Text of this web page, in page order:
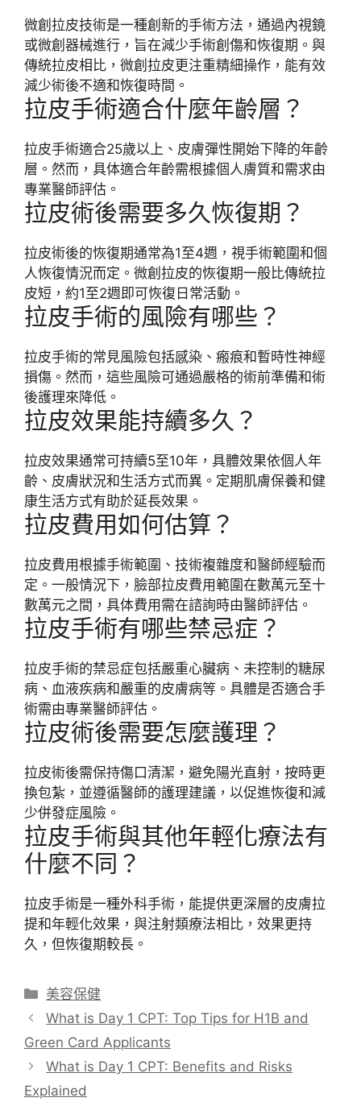
微創拉皮技術是一種創新的手術方法，通過內視鏡
或微創器械進行，旨在減少手術創傷和恢復期。與
傳統拉皮相比，微創拉皮更注重精細操作，能有效
減少術後不適和恢復時間。
拉皮手術適合什麼年齡層？
拉皮手術適合25歲以上、皮膚彈性開始下降的年齡
層。然而，具体適合年齡需根據個人膚質和需求由
專業醫師評估。
拉皮術後需要多久恢復期？
拉皮術後的恢復期通常為1至4週，視手術範圍和個
人恢復情況而定。微創拉皮的恢復期一般比傳統拉
皮短，約1至2週即可恢復日常活動。
拉皮手術的風險有哪些？
拉皮手術的常見風險包括感染、瘢痕和暫時性神經
損傷。然而，這些風險可通過嚴格的術前準備和術
後護理來降低。
拉皮效果能持續多久？
拉皮效果通常可持續5至10年，具體效果依個人年
齡、皮膚狀況和生活方式而異。定期肌膚保養和健
康生活方式有助於延長效果。
拉皮費用如何估算？
拉皮費用根據手術範圍、技術複雜度和醫師經驗而
定。一般情況下，臉部拉皮費用範圍在數萬元至十
數萬元之間，具体費用需在諮詢時由醫師評估。
拉皮手術有哪些禁忌症？
拉皮手術的禁忌症包括嚴重心臟病、未控制的糖尿
病、血液疾病和嚴重的皮膚病等。具體是否適合手
術需由專業醫師評估。
拉皮術後需要怎麼護理？
拉皮術後需保持傷口清潔，避免陽光直射，按時更
換包紮，並遵循醫師的護理建議，以促進恢復和減
少併發症風險。
拉皮手術與其他年輕化療法有
什麼不同？
拉皮手術是一種外科手術，能提供更深層的皮膚拉
提和年輕化效果，與注射類療法相比，效果更持
久，但恢復期較長。
分
類
美容保健
What is Day 1 CPT: Top Tips for H1B and
Green Card Applicants
What is Day 1 CPT: Benefits and Risks
Explained